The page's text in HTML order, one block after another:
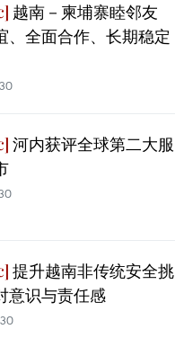
越南－柬埔寨睦邻友
、全面合作、长期稳定
河内获评全球第二大服
提升越南非传统安全挑
意识与责任感